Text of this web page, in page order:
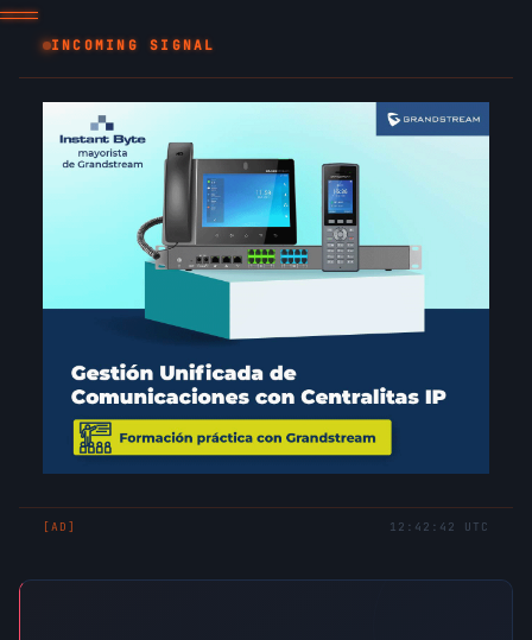
INCOMING SIGNAL
[AD] 12:42:42 UTC